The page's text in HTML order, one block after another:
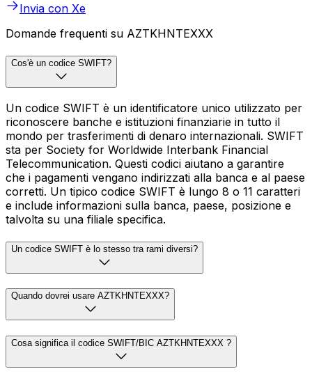
Invia con Xe
Domande frequenti su AZTKHNTEXXX
Cos'è un codice SWIFT?
Un codice SWIFT è un identificatore unico utilizzato per
riconoscere banche e istituzioni finanziarie in tutto il
mondo per trasferimenti di denaro internazionali. SWIFT
sta per Society for Worldwide Interbank Financial
Telecommunication. Questi codici aiutano a garantire
che i pagamenti vengano indirizzati alla banca e al paese
corretti. Un tipico codice SWIFT è lungo 8 o 11 caratteri
e include informazioni sulla banca, paese, posizione e
talvolta su una filiale specifica.
Un codice SWIFT è lo stesso tra rami diversi?
Quando dovrei usare AZTKHNTEXXX?
Cosa significa il codice SWIFT/BIC AZTKHNTEXXX ?